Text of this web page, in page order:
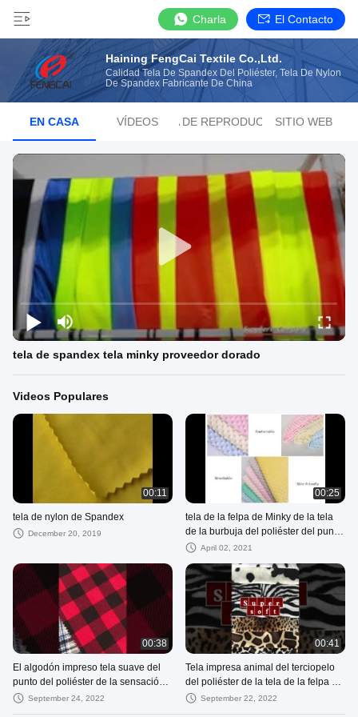
Charla El Contacto
Haining FengCai Textile Co.,Ltd.
Calidad Tela De Spandex Del Poliéster, Tela De Nylon
De Spandex Fabricante De China
EN CASA VÍDEOSLISTA DE REPRODUCCIÓNSITIO WEB
tela de spandex tela minky proveedor dorado
Videos Populares
00:11
tela de nylon de Spandex
December 20, 2019
00:25
tela de la felpa de Minky de la tela
de la burbuja del poliéster del punto
de Minky del super suave de 2m m
April 02, 2021
00:38
El algodón impreso tela suave del
punto del poliéster de la sensación
de la mano imita la tela del
September 24, 2022
00:41
Tela impresa animal del terciopelo
del poliéster de la tela de la felpa de
Velboa para la ropa
September 22, 2022